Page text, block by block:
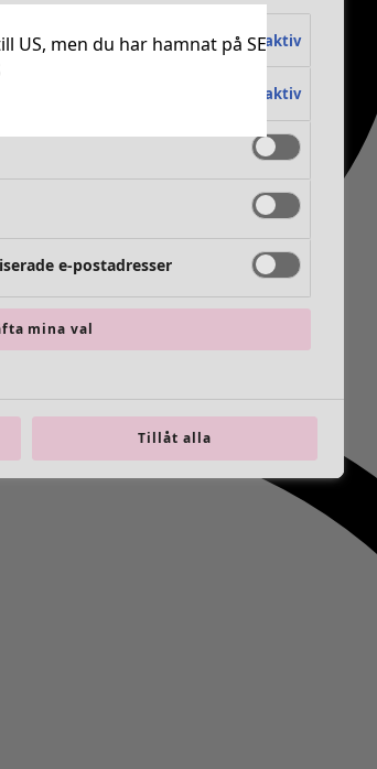
US, men du har hamnat på SE
Alltid aktiv
Alltid aktiv
e-postadresser
mina val
Tillåt alla